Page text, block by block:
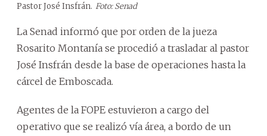
Pastor José Insfrán. Foto: Senad
La Senad informó que por orden de la jueza
Rosarito Montanía se procedió a trasladar al pastor
José Insfrán desde la base de operaciones hasta la
cárcel de Emboscada.
Agentes de la FOPE estuvieron a cargo del
operativo que se realizó vía área, a bordo de un